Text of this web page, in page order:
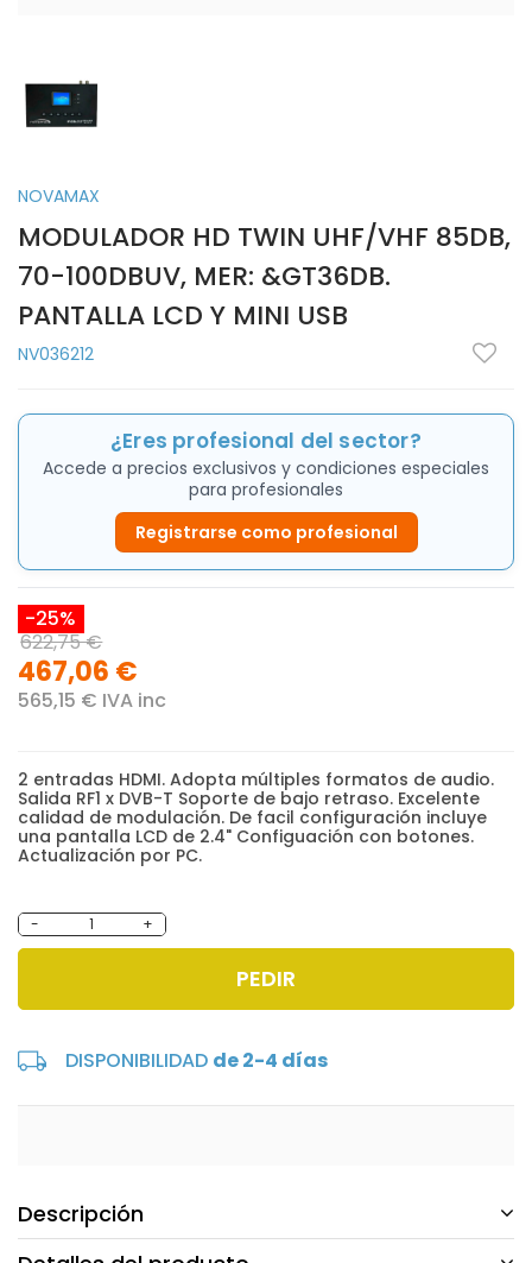
NOVAMAX
MODULADOR HD TWIN UHF/VHF 85DB,
70-100DBUV, MER: &GT36DB.
PANTALLA LCD Y MINI USB
NV036212
¿Eres profesional del sector?
Accede a precios exclusivos y condiciones especiales
para profesionales
Registrarse como profesional
-25%
622,75 €
467,06 €
565,15 € IVA inc
2 entradas HDMI. Adopta múltiples formatos de audio.
Salida RF1 x DVB-T Soporte de bajo retraso. Excelente
calidad de modulación. De facil configuración incluye
una pantalla LCD de 2.4" Configuación con botones.
Actualización por PC.
- +
PEDIR
DISPONIBILIDAD de 2-4 días
Descripción